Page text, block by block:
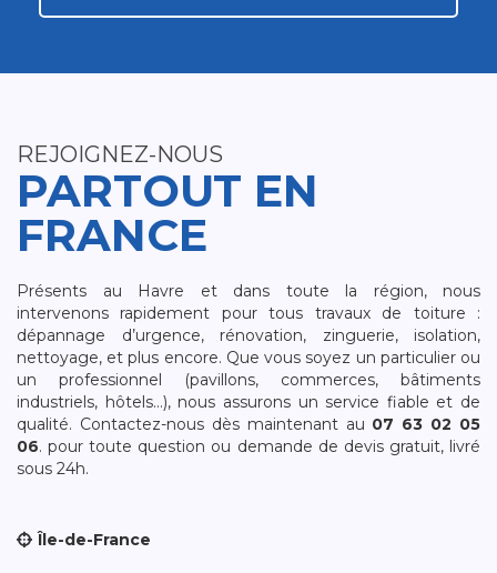
REJOIGNEZ-NOUS
PARTOUT EN
FRANCE
Présents au Havre et dans toute la région, nous
intervenons rapidement pour tous travaux de toiture :
dépannage d’urgence, rénovation, zinguerie, isolation,
nettoyage, et plus encore. Que vous soyez un particulier ou
un professionnel (pavillons, commerces, bâtiments
industriels, hôtels…), nous assurons un service fiable et de
qualité. Contactez-nous dès maintenant au 07 63 02 05
06. pour toute question ou demande de devis gratuit, livré
sous 24h.
Île-de-France